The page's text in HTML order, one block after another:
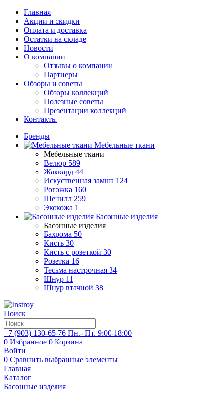
Главная
Акции и скидки
Оплата и доставка
Остатки на складе
Новости
О компании
Отзывы о компании
Партнеры
Обзоры и советы
Обзоры коллекций
Полезные советы
Презентации коллекций
Контакты
Бренды
Мебельные ткани
Мебельные ткани
Велюр 589
Жаккард 44
Искуственная замша 124
Рогожка 160
Шенилл 259
Экокожа 1
Басонные изделия
Басонные изделия
Бахрома 50
Кисть 30
Кисть с розеткой 30
Розетка 16
Тесьма настрочная 34
Шнур 11
Шнур втачной 38
Поиск
+7 (903) 130-65-76 Пн.- Пт. 9:00-18:00
0 Избранное 0 Корзина
Войти
0 Сравнить выбранные элементы
Главная
Каталог
Басонные изделия